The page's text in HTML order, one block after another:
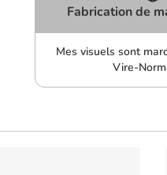
Fabrication de
Mes visuels sont
Vire-